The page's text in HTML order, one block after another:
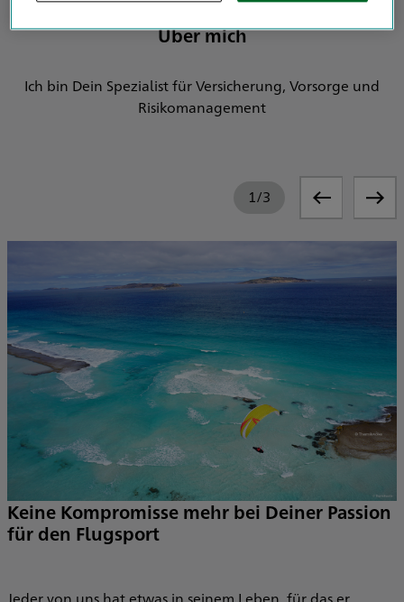
Über mich
Ich bin Dein Spezialist für Versicherung, Vorsorge und
Risikomanagement
1/3
Keine Kompromisse mehr bei Deiner Passion
für den Flugsport
Jeder von uns hat etwas in seinem Leben, für das er